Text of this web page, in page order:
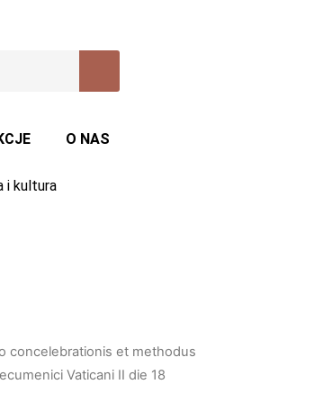
O NAS
i kultura
concelebrationis et methodus
Vaticani II die 18